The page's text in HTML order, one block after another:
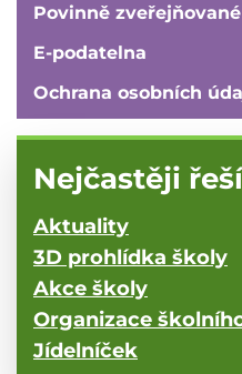
Povinně
E-podatelna
Ochrana osobních
Nejčastěji
Aktuality
3D prohlídka školy
Akce školy
Organizace
Jídelníček